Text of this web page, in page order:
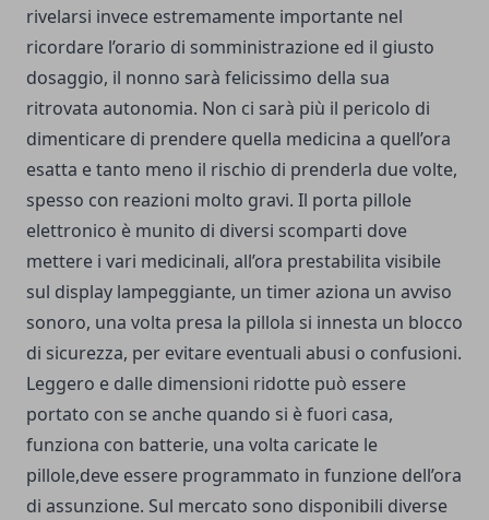
rivelarsi invece estremamente importante nel
ricordare l’orario di somministrazione ed il giusto
dosaggio, il nonno sarà felicissimo della sua
ritrovata autonomia. Non ci sarà più il pericolo di
dimenticare di prendere quella medicina a quell’ora
esatta e tanto meno il rischio di prenderla due volte,
spesso con reazioni molto gravi. Il porta pillole
elettronico è munito di diversi scomparti dove
mettere i vari medicinali, all’ora prestabilita visibile
sul display lampeggiante, un timer aziona un avviso
sonoro, una volta presa la pillola si innesta un blocco
di sicurezza, per evitare eventuali abusi o confusioni.
Leggero e dalle dimensioni ridotte può essere
portato con se anche quando si è fuori casa,
funziona con batterie, una volta caricate le
pillole,deve essere programmato in funzione dell’ora
di assunzione. Sul mercato sono disponibili diverse